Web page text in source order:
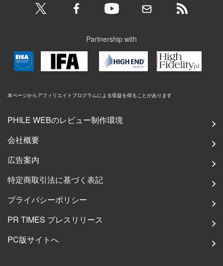
Partnership with
本ページからアフィリエイトプログラムによる収益を得ることがあります
PHILE WEBのレビュー制作環境
会社概要
広告案内
特定商取引法に基づく表記
プライバシーポリシー
PR TIMES プレスリリース
PC版サイトへ